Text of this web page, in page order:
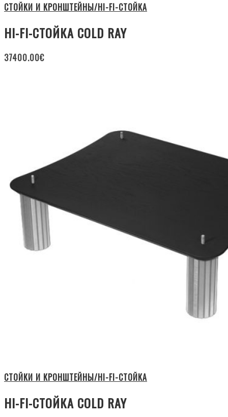
СТОЙКИ И КРОНШТЕЙНЫ/HI-FI-СТОЙКА
HI-FI-СТОЙКА COLD RAY
37400.00€
СТОЙКИ И КРОНШТЕЙНЫ/HI-FI-СТОЙКА
HI-FI-СТОЙКА COLD RAY